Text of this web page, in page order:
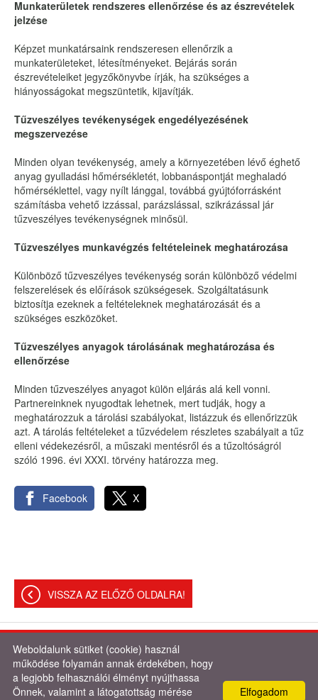
Munkaterületek rendszeres ellenőrzése és az észrevételek
jelzése
Képzet munkatársaink rendszeresen ellenőrzik a
munkaterületeket, létesítményeket. Bejárás során
észrevételeiket jegyzőkönyvbe írják, ha szükséges a
hiányosságokat megszüntetik, kijavítják.
Tűzveszélyes tevékenységek engedélyezésének
megszervezése
Minden olyan tevékenység, amely a környezetében lévő éghető
anyag gyulladási hőmérsékletét, lobbanáspontját meghaladó
hőmérséklettel, vagy nyílt lánggal, továbbá gyújtóforrásként
számításba vehető izzással, parázslással, szikrázással jár
tűzveszélyes tevékenységnek minősül.
Tűzveszélyes munkavégzés feltételeinek meghatározása
Különböző tűzveszélyes tevékenység során különböző védelmi
felszerelések és előírások szükségesek. Szolgáltatásunk
biztosítja ezeknek a feltételeknek meghatározását és a
szükséges eszközöket.
Tűzveszélyes anyagok tárolásának meghatározása és
ellenőrzése
Minden tűzveszélyes anyagot külön eljárás alá kell vonni.
Partnereinknek nyugodtak lehetnek, mert tudják, hogy a
meghatározzuk a tárolási szabályokat, listázzuk és ellenőrizzük
azt. A tárolás feltételeket a tűzvédelem részletes szabályait a tűz
elleni védekezésről, a műszaki mentésről és a tűzoltóságról
szóló 1996. évi XXXI. törvény határozza meg.
Facebook X
VISSZA AZ ELŐZŐ OLDALRA!
© 2026 - Varga Krisztián és László Mónika
Oldal információklAdatkezelési tájékoztató lImpresszum
Elfogadom
Weboldalunk sütiket (cookie) használ
működése folyamán annak érdekében, hogy
a legjobb felhasználói élményt nyújthassa
Önnek, valamint a látogatottság mérése